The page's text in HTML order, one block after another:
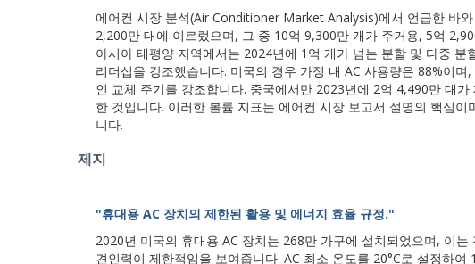
에어컨 시장 분석(Air Conditioner Market Analysis)에서 언급한 바
2,200만 대에 이르렀으며, 그 중 10억 9,300만 개가 주거용, 5억
아시아 태평양 지역에서는 2024년에 1억 개가 넘는 분할 및 다중
리더십을 강조했습니다. 미국의 경우 가정 내 AC 사용량은 88%이
인 교체 주기를 강조합니다. 중국에서만 2023년에 2억 4,490만 대
한 것입니다. 이러한 볼륨 지표는 에어컨 시장 보고서 설명의 핵심
니다.
제지
"휴대용 AC 장치의 제한된 활용 및 에너지 효율 규정."
2020년 미국의 휴대용 AC 장치는 268만 가구에 설치되었으며, 이
견인력이 제한적임을 보여줍니다. AC 최소 온도를 20°C로 설정하